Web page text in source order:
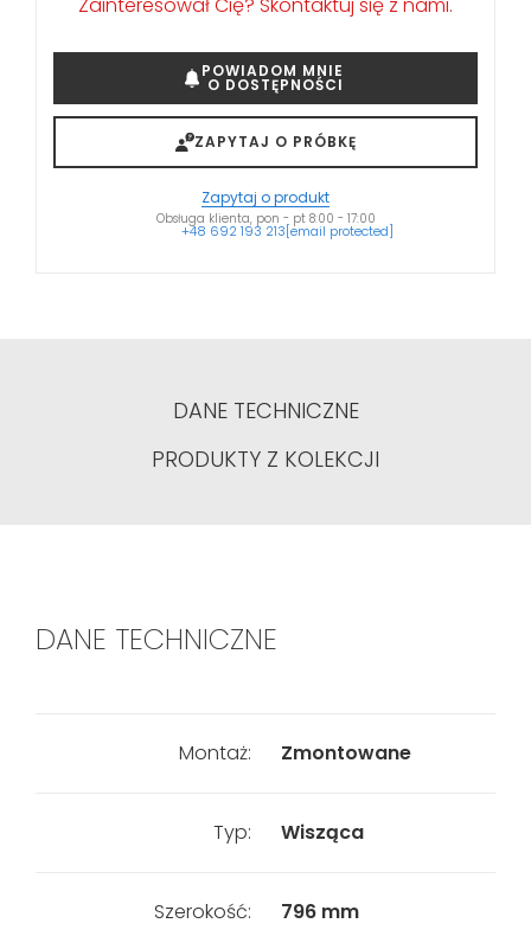
POWIADOM MNIE
O DOSTĘPNOŚCI
ZAPYTAJ O PRÓBKĘ
Zapytaj o produkt
Obsługa klienta, pon - pt 8:00 - 17:00
+48 692 193 213[email protected]
DANE TECHNICZNE
PRODUKTY Z KOLEKCJI
DANE TECHNICZNE
Montaż: Zmontowane
Typ: Wisząca
Szerokość: 796 mm